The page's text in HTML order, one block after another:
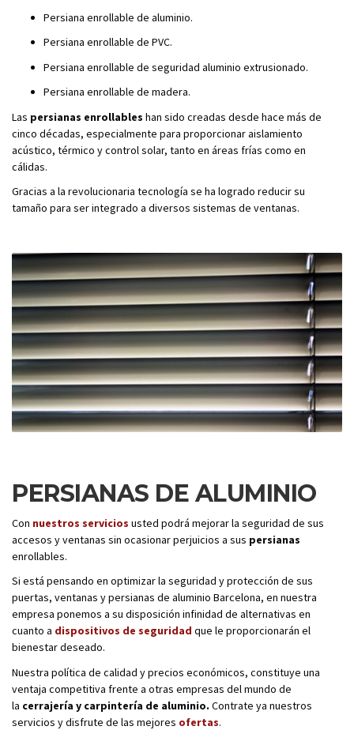
Persiana enrollable de aluminio.
Persiana enrollable de PVC.
Persiana enrollable de seguridad aluminio extrusionado.
Persiana enrollable de madera.
Las persianas enrollables han sido creadas desde hace más de
cinco décadas, especialmente para proporcionar aislamiento
acústico, térmico y control solar, tanto en áreas frías como en
cálidas.
Gracias a la revolucionaria tecnología se ha logrado reducir su
tamaño para ser integrado a diversos sistemas de ventanas.
PERSIANAS DE ALUMINIO
Con nuestros servicios usted podrá mejorar la seguridad de sus
accesos y ventanas sin ocasionar perjuicios a sus persianas
enrollables.
Si está pensando en optimizar la seguridad y protección de sus
puertas, ventanas y persianas de aluminio Barcelona, en nuestra
empresa ponemos a su disposición infinidad de alternativas en
cuanto a dispositivos de seguridad que le proporcionarán el
bienestar deseado.
Nuestra política de calidad y precios económicos, constituye una
ventaja competitiva frente a otras empresas del mundo de
la cerrajería y carpintería de aluminio. Contrate ya nuestros
servicios y disfrute de las mejores ofertas.